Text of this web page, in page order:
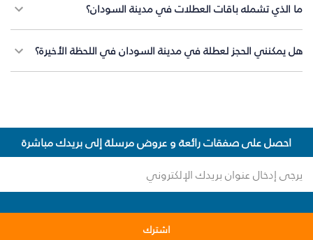
ما الذي تشمله باقات العطلات في مدينة السودان؟
هل يمكنني الحجز لعطلة في مدينة السودان في اللحظة الأخيرة؟
احصل على صفقات رائعة و عروض مرسلة إلى بريدك مباشرة
اشترك